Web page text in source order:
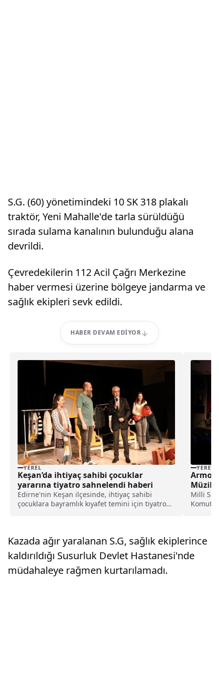
S.G. (60) yönetimindeki 10 SK 318 plakalı
traktör, Yeni Mahalle'de tarla sürüldüğü
sırada sulama kanalının bulunduğu alana
devrildi.
Çevredekilerin 112 Acil Çağrı Merkezine
haber vermesi üzerine bölgeye jandarma ve
sağlık ekipleri sevk edildi.
HABER DEVAM EDIYOR
YEREL
Keşan’da ihtiyaç sahibi çocuklar
yararına tiyatro sahnelendi haberi
Edirne'nin Keşan ilçesinde, ihtiyaç sahibi
çocuklara bayramlık kıyafet temini için tiyatro
Tesirli Paza...
YEREL
Armoni
Müzik
Milli
Kara
Kazada ağır yaralanan S.G, sağlık ekiplerince
kaldırıldığı Susurluk Devlet Hastanesi'nde
müdahaleye rağmen kurtarılamadı.